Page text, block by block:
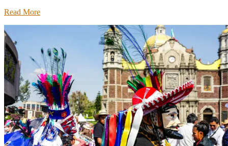
Read More